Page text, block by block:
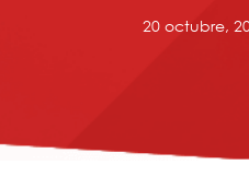
20 octubre,